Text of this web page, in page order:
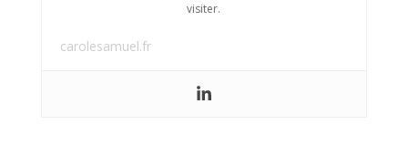
visiter.
carolesamuel.fr